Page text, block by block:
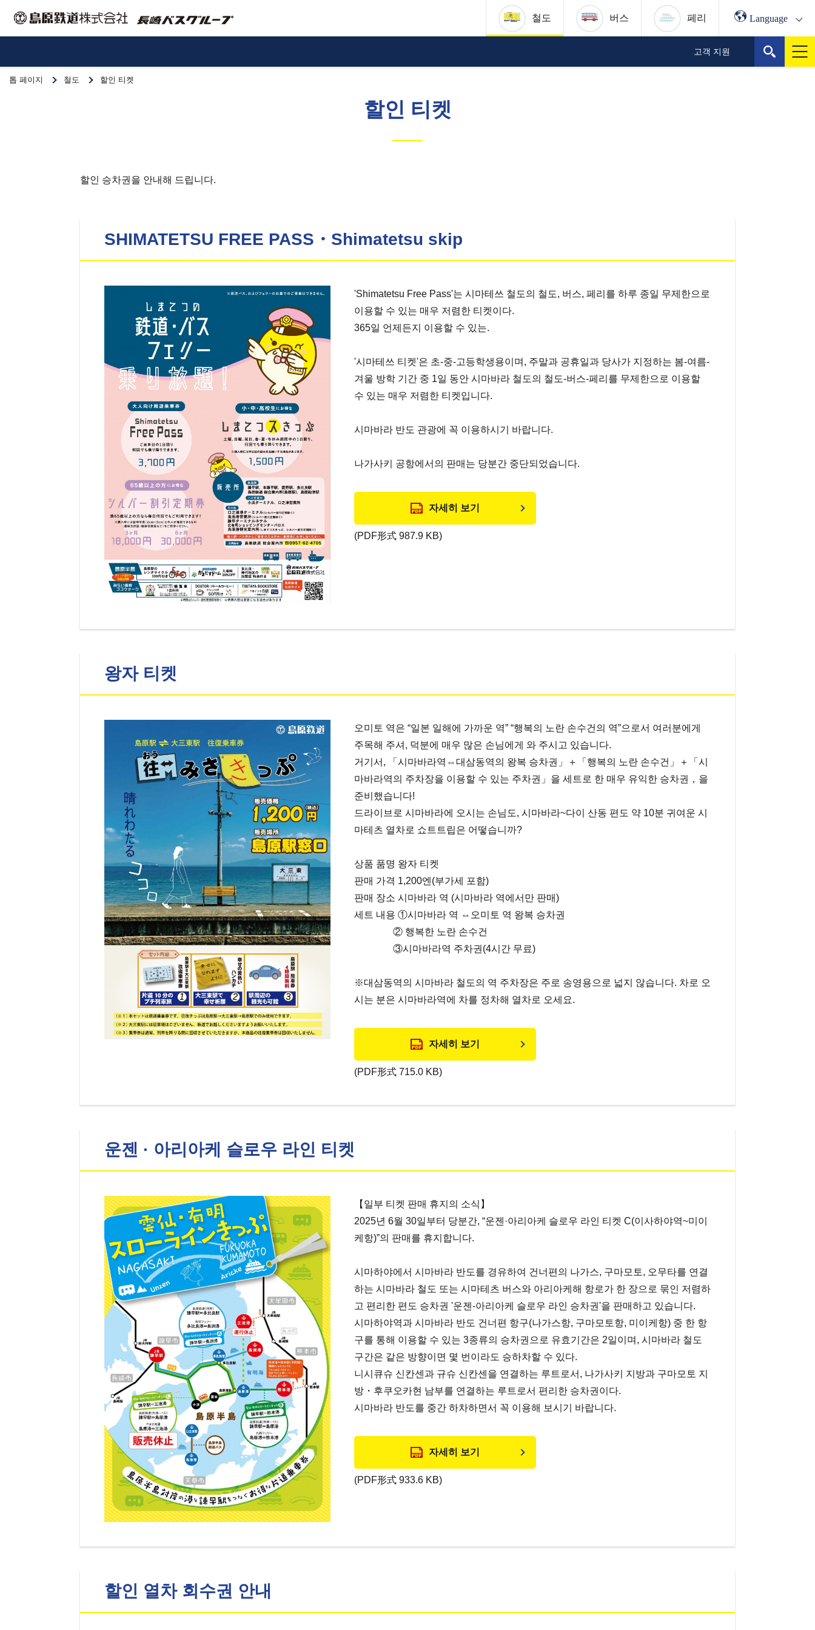
철도 버스 페리 Language
고객 지원
톱 페이지 철도 할인 티켓
할인 티켓
할인 승차권을 안내해 드립니다.
SHIMATETSU FREE PASS・Shimatetsu skip
'Shimatetsu Free Pass'는 시마테쓰 철도의 철도, 버스, 페리를 하루 종일 무제한으로
이용할 수 있는 매우 저렴한 티켓이다.
365일 언제든지 이용할 수 있는.
'시마테쓰 티켓'은 초-중-고등학생용이며, 주말과 공휴일과 당사가 지정하는 봄-여름-
겨울 방학 기간 중 1일 동안 시마바라 철도의 철도-버스-페리를 무제한으로 이용할
수 있는 매우 저렴한 티켓입니다.
시마바라 반도 관광에 꼭 이용하시기 바랍니다.
나가사키 공항에서의 판매는 당분간 중단되었습니다.
자세히 보기
(PDF形式 987.9 KB)
왕자 티켓
오미토 역은 “일본 일해에 가까운 역” “행복의 노란 손수건의 역”으로서 여러분에게
주목해 주셔, 덕분에 매우 많은 손님에게 와 주시고 있습니다.
거기서, 「시마바라역⇔대삼동역의 왕복 승차권」＋「행복의 노란 손수건」＋「시
마바라역의 주차장을 이용할 수 있는 주차권」을 세트로 한 매우 유익한 승차권，을
준비했습니다!
드라이브로 시마바라에 오시는 손님도, 시마바라~다이 산동 편도 약 10분 귀여운 시
마테츠 열차로 쇼트트립은 어떻습니까?
상품 품명 왕자 티켓
판매 가격 1,200엔(부가세 포함)
판매 장소 시마바라 역 (시마바라 역에서만 판매)
세트 내용 ①시마바라 역 ⇔오미토 역 왕복 승차권
② 행복한 노란 손수건
③시마바라역 주차권(4시간 무료)
※대삼동역의 시마바라 철도의 역 주차장은 주로 송영용으로 넓지 않습니다. 차로 오
시는 분은 시마바라역에 차를 정차해 열차로 오세요.
자세히 보기
(PDF形式 715.0 KB)
운젠 · 아리아케 슬로우 라인 티켓
【일부 티켓 판매 휴지의 소식】
2025년 6월 30일부터 당분간, “운젠·아리아케 슬로우 라인 티켓 C(이사하야역~미이
케항)”의 판매를 휴지합니다.
시마하야에서 시마바라 반도를 경유하여 건너편의 나가스, 구마모토, 오무타를 연결
하는 시마바라 철도 또는 시마테츠 버스와 아리아케해 항로가 한 장으로 묶인 저렴하
고 편리한 편도 승차권 '운젠-아리아케 슬로우 라인 승차권'을 판매하고 있습니다.
시마하야역과 시마바라 반도 건너편 항구(나가스항, 구마모토항, 미이케항) 중 한 항
구를 통해 이용할 수 있는 3종류의 승차권으로 유효기간은 2일이며, 시마바라 철도
구간은 같은 방향이면 몇 번이라도 승하차할 수 있다.
니시큐슈 신칸센과 규슈 신칸센을 연결하는 루트로서, 나가사키 지방과 구마모토 지
방・후쿠오카현 남부를 연결하는 루트로서 편리한 승차권이다.
시마바라 반도를 중간 하차하면서 꼭 이용해 보시기 바랍니다.
자세히 보기
(PDF形式 933.6 KB)
할인 열차 회수권 안내